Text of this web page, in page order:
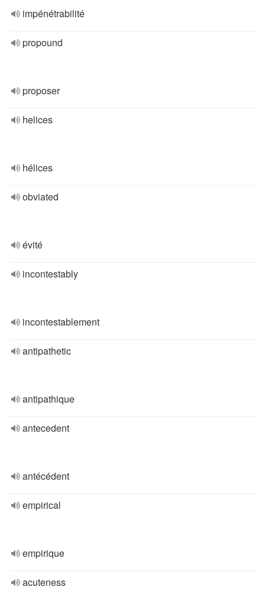
impénétrabilité
propound
proposer
helices
hélices
obviated
évité
incontestably
incontestablement
antipathetic
antipathique
antecedent
antécédent
empirical
empirique
acuteness